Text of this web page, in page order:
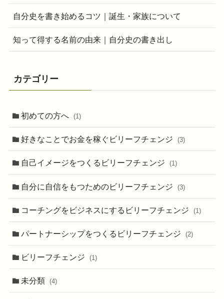
自分史を書き始めるコツ｜誕生・家族について
知って得する名前の由来｜自分史の書き出し
カテゴリー
初めての方へ (1)
好きなことでお金を稼ぐビリーフチェンジ (3)
自己イメージをつくるビリーフチェンジ (1)
自分に自信をもつためのビリーフチェンジ (3)
コーチングをビジネスにするビリーフチェンジ (1)
パートナーシップをつくるビリーフチェンジ (2)
ビリーフチェンジ (1)
未分類 (4)